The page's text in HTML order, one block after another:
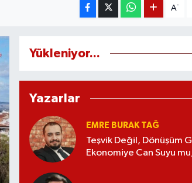
A-
Yükleniyor...
Yazarlar
EMRE BURAK TAĞ
Teşvik Değil, Dönüşüm
Ekonomiye Can Suyu